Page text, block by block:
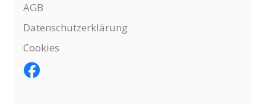
AGB
Datenschutzerklärung
Cookies